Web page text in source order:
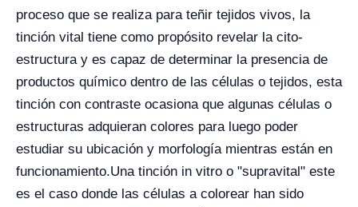
proceso que se realiza para teñir tejidos vivos, la
tinción vital tiene como propósito revelar la cito-
estructura y es capaz de determinar la presencia de
productos químico dentro de las células o tejidos, esta
tinción con contraste ocasiona que algunas células o
estructuras adquieran colores para luego poder
estudiar su ubicación y morfología mientras están en
funcionamiento.Una tinción in vitro o "supravital" este
es el caso donde las células a colorear han sido